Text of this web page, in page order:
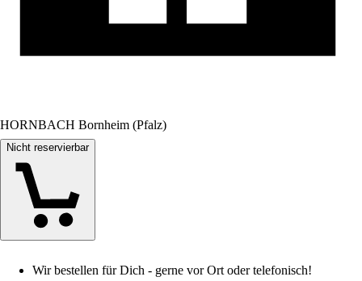
HORNBACH Bornheim (Pfalz)
Nicht reservierbar
Wir bestellen für Dich - gerne vor Ort oder telefonisch!